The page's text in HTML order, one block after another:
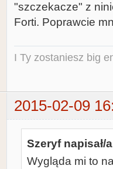
"szczekacze" z
Forti. Poprawcie
I Ty zostaniesz big
2015-02-09
Szeryf napisał/
Wygląda mi to